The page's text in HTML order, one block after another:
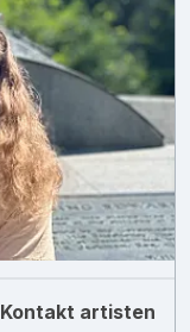
Kontakt artisten